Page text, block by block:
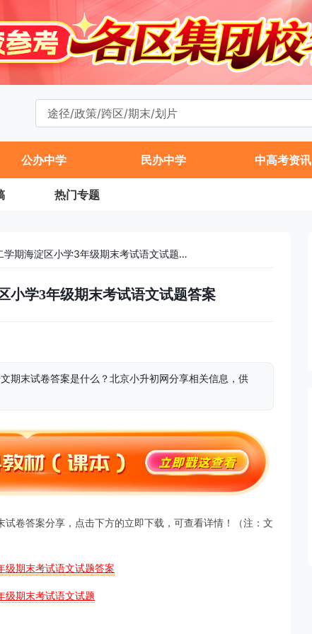
公办中学 民办中学 中高考资讯
热门专题
2022-2023学年第二学期海淀区小学3年级期末考试语文试题答案
小学3年级期末考试语文试题答案
期末试卷答案是什么？北京小升初网分享相关信息，供
卷答案分享，点击下方的立即下载，可查看详情！（注：文
期末考试语文试题答案
级期末考试语文试题